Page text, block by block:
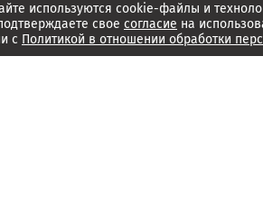
используются cookie-файлы и
свое согласие на
с Политикой в отношении обработки